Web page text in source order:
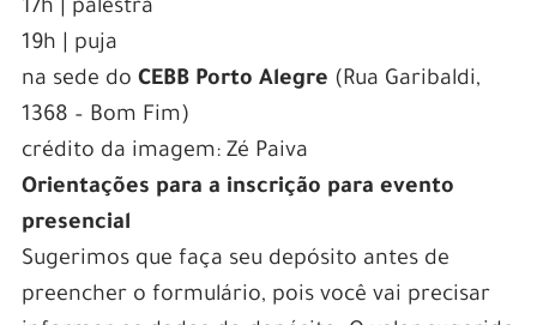
17h | palestra
19h | puja
na sede do CEBB Porto Alegre (Rua Garibaldi,
1368 – Bom Fim)
crédito da imagem: Zé Paiva
Orientações para a inscrição para evento
presencial
Sugerimos que faça seu depósito antes de
preencher o formulário, pois você vai precisar